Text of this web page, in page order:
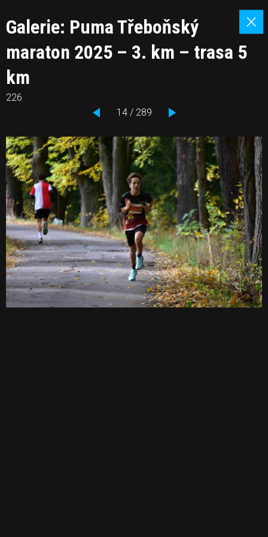
Galerie: Puma Třeboňský
maraton 2025 – 3. km – trasa 5
km
226
14 / 289